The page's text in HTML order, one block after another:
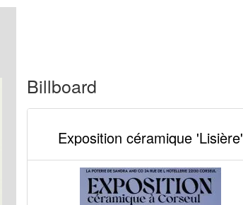
Billboard
Exposition céramique 'Lisière'